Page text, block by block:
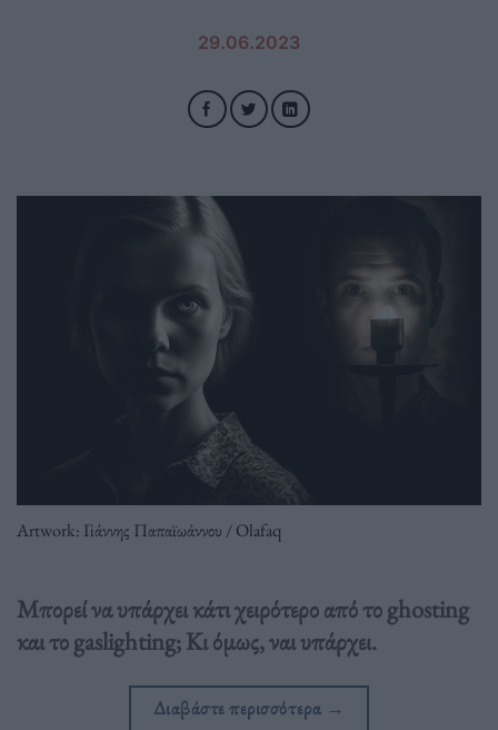
29.06.2023
Artwork: Γιάννης Παπαϊωάννου / Olafaq
Mπορεί να υπάρχει κάτι χειρότερο από το ghosting
και το gaslighting; Κι όμως, ναι υπάρχει.
Διαβάστε περισσότερα →